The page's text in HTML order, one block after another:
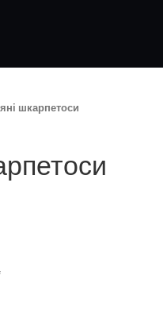
шкарпетоси